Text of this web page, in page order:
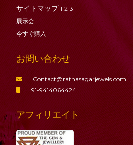
サイトマップ 1 2 3
展示会
今すぐ購入
お問い合わせ
Contact@ratnasagarjewels.com
91-9414064424
アフィリエイト